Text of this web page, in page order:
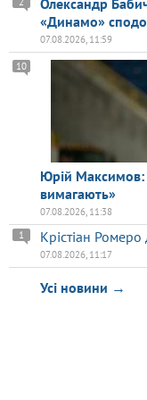
Олександр
«Динамо»
07.08.2026, 11:59
Юрій Максимов:
вимагають»
10
07.08.2026, 11:38
Крістіан
1
07.08.2026, 11:17
Усі новини →